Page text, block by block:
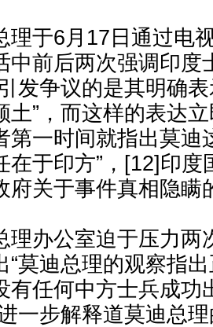
于6月17日通过电
中前后两次强调印度
发争议的是其明确
土”，而这样的表达
第一时间就指出莫迪
在于印方”，[12]印度
府关于事件真相隐瞒
办公室迫于压力两
“莫迪总理的观察指
有任何中方士兵成功
一步解释道莫迪总